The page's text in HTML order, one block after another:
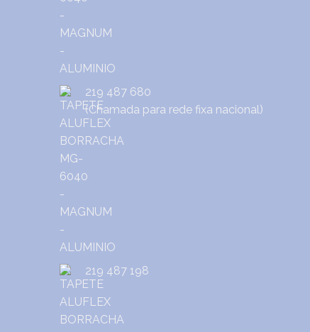
219 487 680
(Chamada para rede fixa nacional)
219 487 198